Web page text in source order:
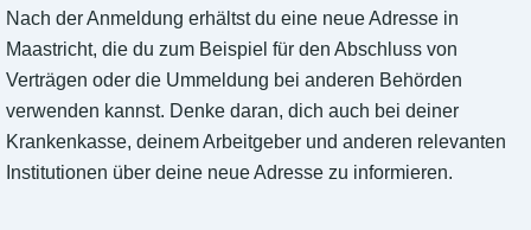
Nach der Anmeldung erhältst du eine neue Adresse in
Maastricht, die du zum Beispiel für den Abschluss von
Verträgen oder die Ummeldung bei anderen Behörden
verwenden kannst. Denke daran, dich auch bei deiner
Krankenkasse, deinem Arbeitgeber und anderen relevanten
Institutionen über deine neue Adresse zu informieren.